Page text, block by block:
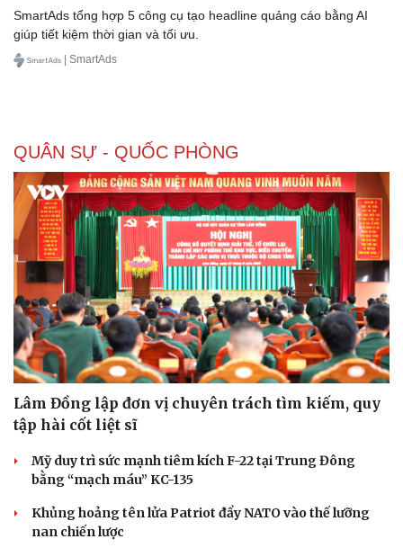
Sức khỏe
Dinh dưỡng - món ngon
Sản phụ khoa
Nhi khoa
Làm đẹp - giảm cân
Phòng mạch online
Đời sống
Tình yêu - Gia đình
SmartAds tổng hợp 5 công cụ tạo headline quảng cáo bằng AI
giúp tiết kiệm thời gian và tối ưu.
| SmartAds
QUÂN SỰ - QUỐC PHÒNG
Lâm Đồng lập đơn vị chuyên trách tìm kiếm, quy
tập hài cốt liệt sĩ
Mỹ duy trì sức mạnh tiêm kích F-22 tại Trung Đông
bằng “mạch máu” KC-135
Khủng hoảng tên lửa Patriot đẩy NATO vào thế lưỡng
nan chiến lược